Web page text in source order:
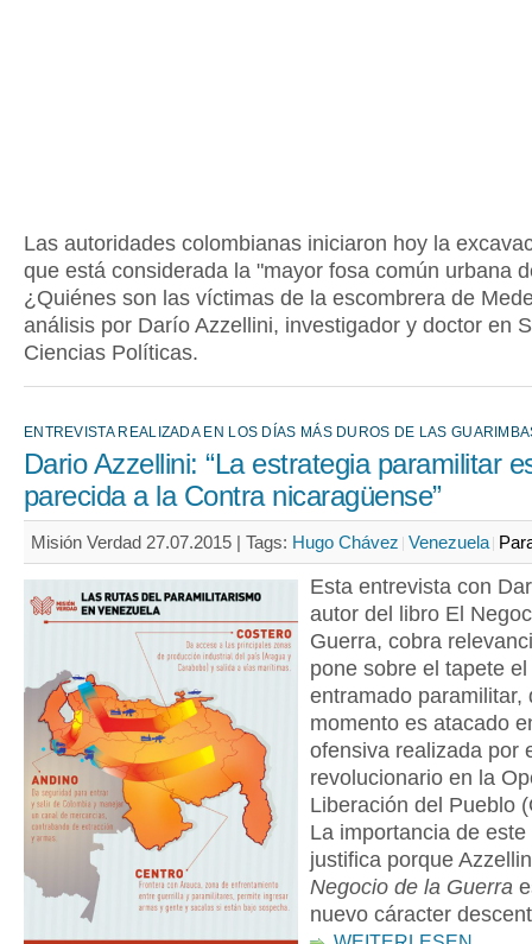
Las autoridades colombianas iniciaron hoy la
que está considerada la "mayor fosa común urbana
¿Quiénes son las víctimas de la escombrera de
análisis por Darío Azzellini, investigador y doctor en
Ciencias Políticas.
ENTREVISTA REALIZADA EN LOS DÍAS MÁS DUROS DE LAS
Dario Azzellini: “La estrategia paramilitar
parecida a la Contra nicaragüense”
Misión Verdad 27.07.2015 | Tags: Hugo Chávez Venezuela
Esta entrevista con
autor del libro El
Guerra, cobra
pone sobre el tapete
entramado paramilitar,
momento es atacado
ofensiva realizada por
revolucionario en la
Liberación del Pueblo
La importancia de
justifica porque
Negocio de la Guerra
nuevo cáracter